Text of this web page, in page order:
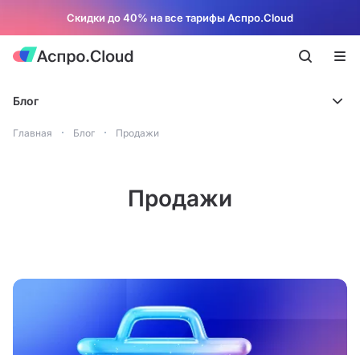
Скидки до 40% на все тарифы Аспро.Cloud
Блог
Главная Блог Продажи
Продажи